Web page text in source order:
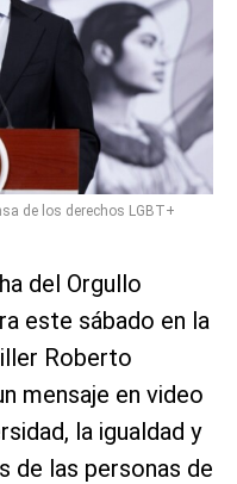
de los derechos LGBT+
del Orgullo
este sábado en la
Roberto
mensaje en video
la igualdad y
de las personas de